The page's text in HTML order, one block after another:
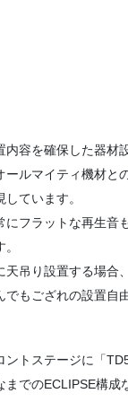
内容を確保した器材
ールマイティ機材と
ています。
にフラットな再生音
天吊り設置する場合
でもござれの設置自
ントステージに「
までのECLIPSE構成